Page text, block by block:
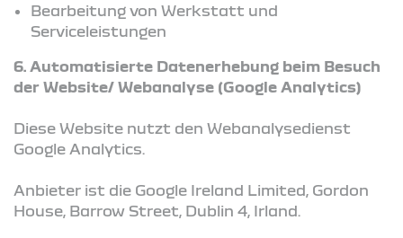
Bearbeitung von Werkstatt und
Serviceleistungen
6. Automatisierte Datenerhebung beim Besuch
der Website/ Webanalyse (Google Analytics)
Diese Website nutzt den Webanalysedienst
Google Analytics.
Anbieter ist die Google Ireland Limited, Gordon
House, Barrow Street, Dublin 4, Irland.